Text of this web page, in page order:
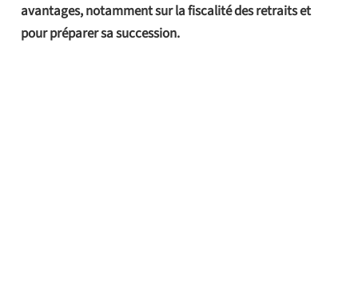
avantages, notamment sur la fiscalité des retraits et
pour préparer sa succession.